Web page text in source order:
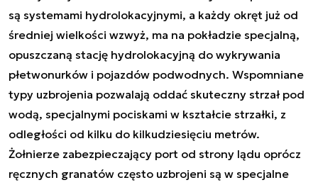
są systemami hydrolokacyjnymi, a każdy okręt już od
średniej wielkości wzwyż, ma na pokładzie specjalną,
opuszczaną stację hydrolokacyjną do wykrywania
płetwonurków i pojazdów podwodnych. Wspomniane
typy uzbrojenia pozwalają oddać skuteczny strzał pod
wodą, specjalnymi pociskami w kształcie strzałki, z
odległości od kilku do kilkudziesięciu metrów.
Żołnierze zabezpieczający port od strony lądu oprócz
ręcznych granatów często uzbrojeni są w specjalne